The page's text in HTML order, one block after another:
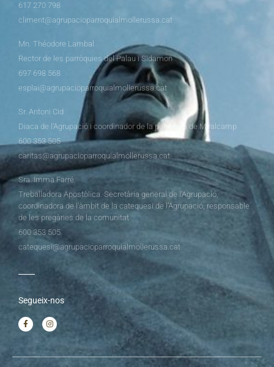
617 270 798
climent@agrupacioparroquialmollerussa.cat
Mn. Théodore Lambal
Rector de les parròquies del Palau i Sidamon
697 698 568
esplai@agrupacioparroquialmollerussa.cat
Sr. Antoni Cid
Diaca de l’Agrupació i coordinador de la parròquia de Miralcamp
600 353 505
caritas@agrupacioparroquialmollerussa.cat
Sra. Imma Farré
Treballadora Apostòlica. Secretària general de l’Agrupació,
coordinadora de l’àmbit de la catequesi de l’Agrupació, responsable
de les pregàries de la comunitat
600 353 505
catequesi@agrupacioparroquialmollerussa.cat
Segueix-nos